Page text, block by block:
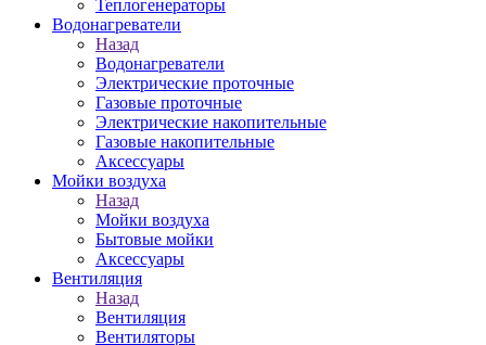
Теплогенераторы
Водонагреватели
Назад
Водонагреватели
Электрические проточные
Газовые проточные
Электрические накопительные
Газовые накопительные
Аксессуары
Мойки воздуха
Назад
Мойки воздуха
Бытовые мойки
Аксессуары
Вентиляция
Назад
Вентиляция
Вентиляторы